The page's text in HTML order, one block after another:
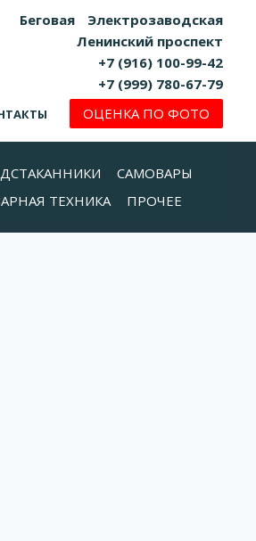
Беговая
Электрозаводская
Ленинский проспект
+7 (916) 100-99-42
+7 (999) 780-67-79
ОЦЕНКА ПО ФОТО
САМОВАРЫ
ТЕХНИКА ПРОЧЕЕ